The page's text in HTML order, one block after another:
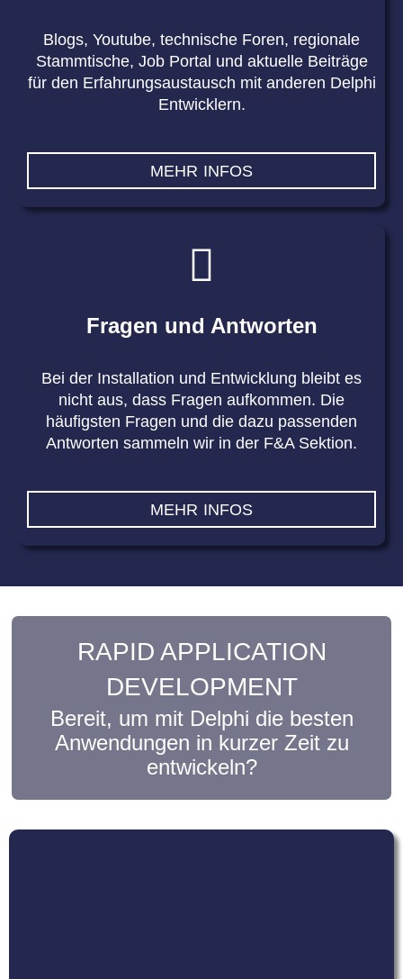
Blogs, Youtube, technische Foren, regionale
Stammtische, Job Portal und aktuelle Beiträge
für den Erfahrungsaustausch mit anderen Delphi
Entwicklern.
MEHR INFOS
Fragen und Antworten
Bei der Installation und Entwicklung bleibt es
nicht aus, dass Fragen aufkommen. Die
häufigsten Fragen und die dazu passenden
Antworten sammeln wir in der F&A Sektion.
MEHR INFOS
RAPID APPLICATION
DEVELOPMENT
Bereit, um mit Delphi die besten
Anwendungen in kurzer Zeit zu
entwickeln?